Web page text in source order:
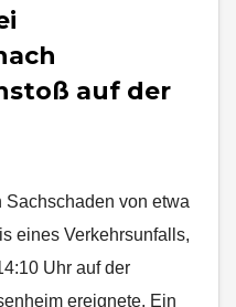
auf der
von etwa
eines Verkehrsunfalls,
Uhr auf der
ereignete. Ein